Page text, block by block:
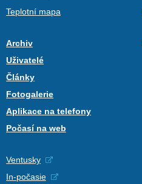
Teplotní mapa
Archiv
Uživatelé
Články
Fotogalerie
Aplikace na telefony
Počasí na web
Ventusky
In-počasie